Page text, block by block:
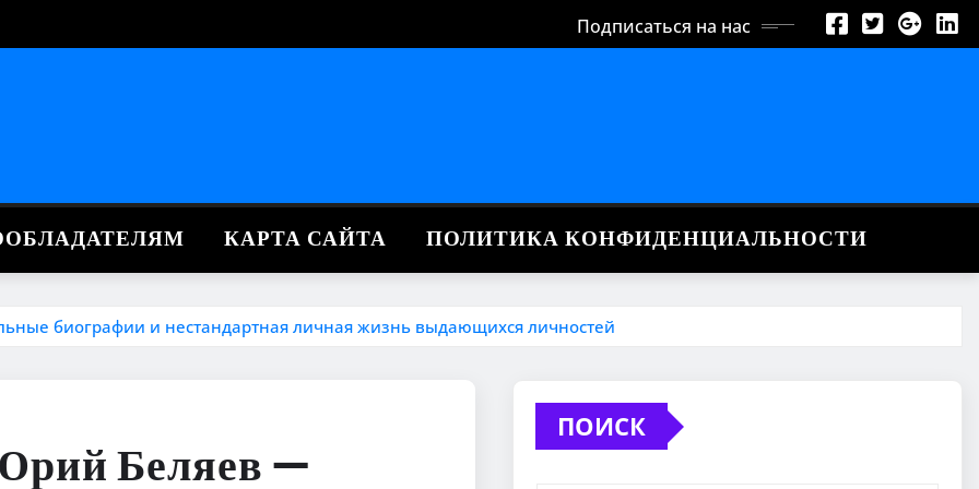
Подписаться на нас
КАРТА САЙТА ПОЛИТИКА КОНФИДЕНЦИАЛЬНОСТИ
биографии и нестандартная личная жизнь выдающихся личностей
Беляев —
ПОИСК